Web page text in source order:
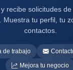
recibe solicitudes
Muestra tu perfil, tu
contactos.
de trabajo
Mejora tu negocio